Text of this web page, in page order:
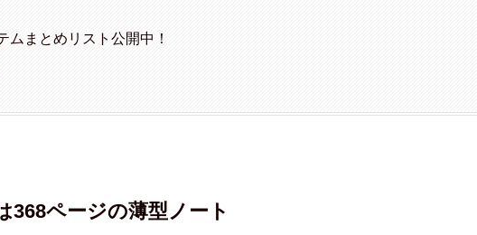
ムまとめリスト公開中！
368ページの薄型ノート